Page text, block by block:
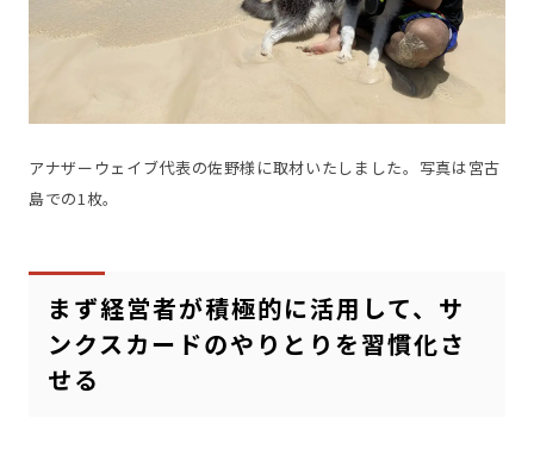
アナザーウェイブ代表の佐野様に取材いたしました。写真は宮古
島での1枚。
まず経営者が積極的に活用して、サ
ンクスカードのやりとりを習慣化さ
せる